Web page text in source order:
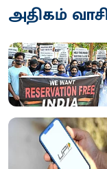
அதிகம்